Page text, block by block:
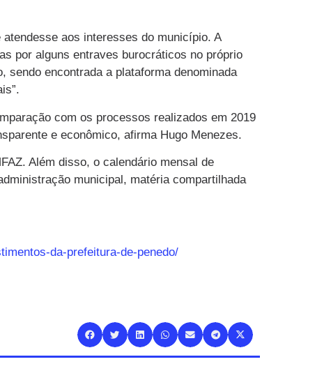
aos interesses do município. A
por alguns entraves burocráticos no próprio
encontrada a plataforma denominada
com os processos realizados em 2019
e econômico, afirma Hugo Menezes.
Além disso, o calendário mensal de
municipal, matéria compartilhada
da-prefeitura-de-penedo/